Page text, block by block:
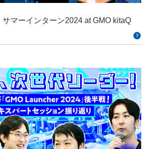
サマーインターン2024 at GMO kitaQ